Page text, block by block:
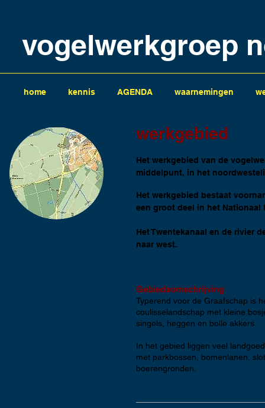
werkgebied
Het werkgebied van de
middelpunt, in het
Het werkgebied bestaat
een groot deel in het Nationaal
Het Twentekanaal en de rivier
naar west.​​​​​​​​​​
Gebiedsomschrijving
Typerend voor de Graafschap is
coulisselandschap met kleine
singels, heggen en bolle akkers.
In het gebied liggen veel
met parkbossen, bomenlanen,
boerengronden.
vogelwerkgroep
home kennis AGENDA waarnemingen